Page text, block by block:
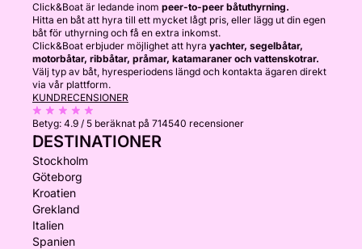
Click&Boat är ledande inom peer-to-peer båtuthyrning.
Hitta en båt att hyra till ett mycket lågt pris, eller lägg ut din egen
båt för uthyrning och få en extra inkomst.
Click&Boat erbjuder möjlighet att hyra yachter, segelbåtar,
motorbåtar, ribbåtar, pråmar, katamaraner och vattenskotrar.
Välj typ av båt, hyresperiodens längd och kontakta ägaren direkt
via vår plattform.
KUNDRECENSIONER
Betyg: 4.9 / 5 beräknat på 714540 recensioner
DESTINATIONER
Stockholm
Göteborg
Kroatien
Grekland
Italien
Spanien